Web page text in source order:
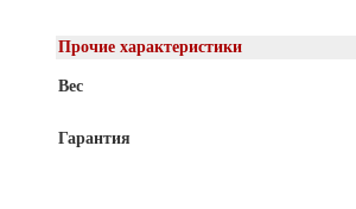
Прочие характеристики
Вес
Гарантия